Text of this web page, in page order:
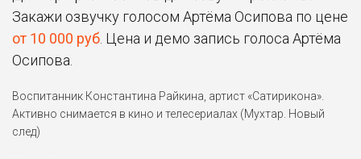
Закажи озвучку голосом Артёма Осипова по цене
от 10 000 руб . Цена и демо запись голоса Артёма
Осипова.
Воспитанник Константина Райкина, артист «Сатирикона».
Активно снимается в кино и телесериалах (Мухтар. Новый
след)